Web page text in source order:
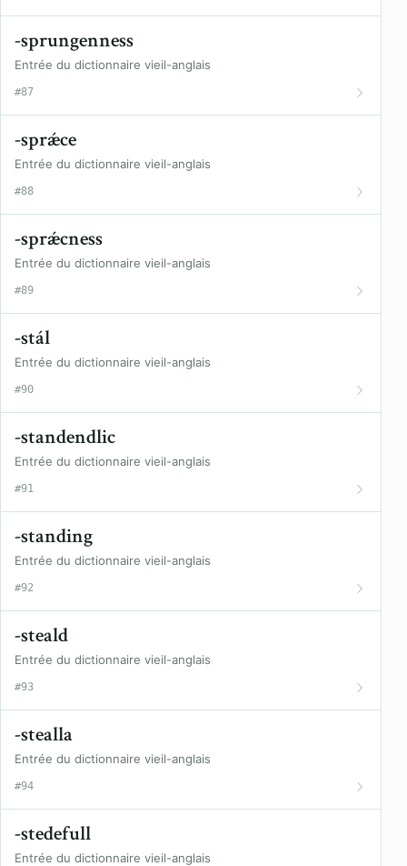
-sprungenness
Entrée du dictionnaire vieil-anglais
#87
-sprǽce
Entrée du dictionnaire vieil-anglais
#88
-sprǽcness
Entrée du dictionnaire vieil-anglais
#89
-stál
Entrée du dictionnaire vieil-anglais
#90
-standendlic
Entrée du dictionnaire vieil-anglais
#91
-standing
Entrée du dictionnaire vieil-anglais
#92
-steald
Entrée du dictionnaire vieil-anglais
#93
-stealla
Entrée du dictionnaire vieil-anglais
#94
-stedefull
Entrée du dictionnaire vieil-anglais